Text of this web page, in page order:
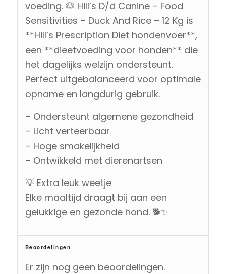
voeding. 🐶 Hill’s D/d Canine – Food
Sensitivities – Duck And Rice – 12 Kg is
**Hill’s Prescription Diet hondenvoer**,
een **dieetvoeding voor honden** die
het dagelijks welzijn ondersteunt.
Perfect uitgebalanceerd voor optimale
opname en langdurig gebruik.
– Ondersteunt algemene gezondheid
– Licht verteerbaar
– Hoge smakelijkheid
– Ontwikkeld met dierenartsen
💡 Extra leuk weetje
Elke maaltijd draagt bij aan een
gelukkige en gezonde hond. 🐕✨
Beoordelingen
Er zijn nog geen beoordelingen.